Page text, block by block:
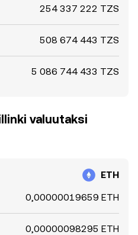
254 337 222 TZS
508 674 443 TZS
5 086 744 433 TZS
valuutaksi
ETH
0,00000019659 ETH
0,00000098295 ETH